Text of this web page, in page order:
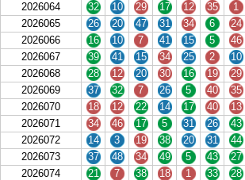
2026064 32 10 29 17 12 35 1
2026065
26 20 47 31 34 6 24
2026066
16 10 7 41 15 5 46
2026067 39 41 15 34 25 2 10
2026068 28 12 20 30 16 19 29
2026069 37 32 7 26 5 40 35
2026070 18 12 22 14 17 40 13
2026071
34 46 17 5 31 26 43
2026072 14 3 19 38 20 31 44
2026073 37 48 34 49 5 43 27
2026074
21 7 38 18 1 33 28